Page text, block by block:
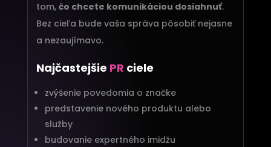
tom,čo chcete komunikáciou dosiahnuť.
Bez cieľa bude vaša správa pôsobiť nejasne
a nezaujímavo.
Najčastejšie PR ciele
zvýšenie povedomia o značke
predstavenie nového produktu alebo
služby
budovanie expertného imidžu